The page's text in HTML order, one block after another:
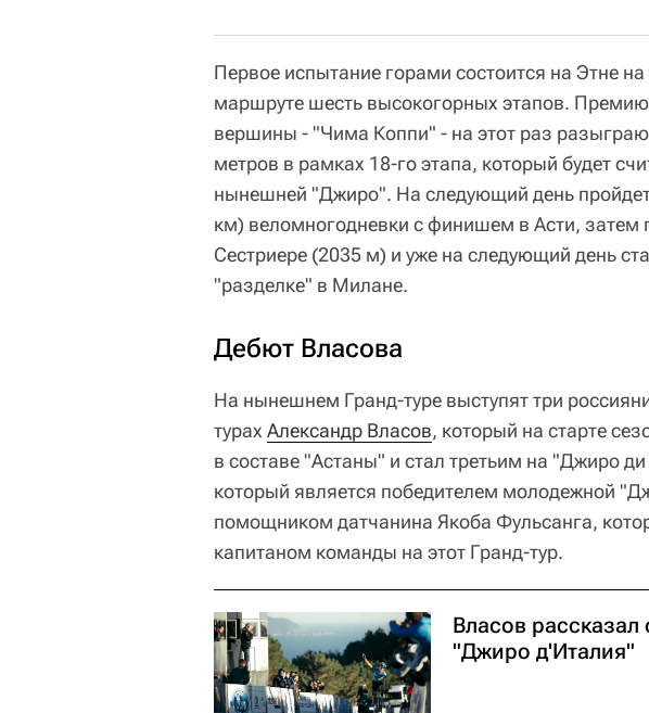
Первое испытание горами состоится на Этне на
маршруте шесть высокогорных этапов.
вершины - "Чима Коппи" - на этот раз
метров в рамках 18-го этапа, который будет
нынешней "Джиро". На следующий день
км) веломногодневки с финишем в Асти, затем
Сестриере (2035 м) и уже на следующий день
"разделке" в Милане.
Дебют Власова
На нынешнем Гранд-туре выступят три
турах Александр Власов, который на старте
в составе "Астаны" и стал третьим на "Джиро
который является победителем молодежной
помощником датчанина Якоба Фульсанга,
капитаном команды на этот Гранд-тур.
Власов
"Джиро д'Италия"